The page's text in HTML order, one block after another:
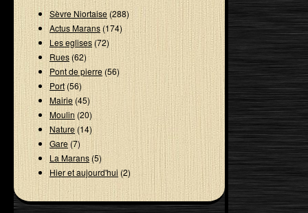
Sèvre Niortaise(288)
Actus Marans (174)
Les eglises(72)
Rues(62)
Pont de pierre(56)
Port(56)
Mairie(45)
Moulin(20)
Nature(14)
Gare (7)
La Marans(5)
Hier et aujourd'hui (2)